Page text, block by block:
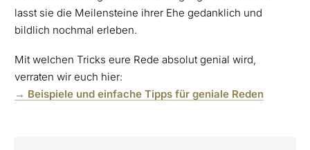
lasst sie die Meilensteine ihrer Ehe gedanklich und
bildlich nochmal erleben.
Mit welchen Tricks eure Rede absolut genial wird,
verraten wir euch hier:
→ Beispiele und einfache Tipps für geniale Reden